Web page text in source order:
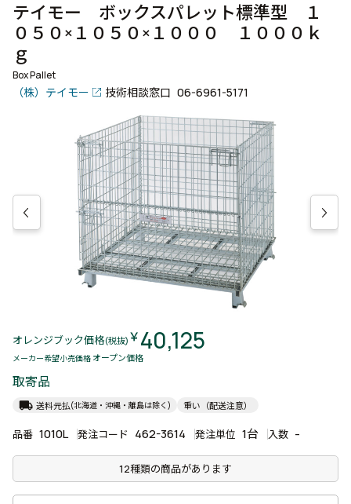
テイモー ボックスパレット標準型 １
０５０×１０５０×１０００ １０００ｋ
ｇ
Box Pallet
（株）テイモー 技術相談窓口 06-6961-5171
オレンジブック価格(税抜) ￥40,125
メーカー希望小売価格 オープン価格
取寄品
local_shipping 送料元払(北海道・沖縄・離島は除く) 重い（配送注意）
品番 1010L 発注コード 462-3614 発注単位 1台 入数 -
12種類の商品があります